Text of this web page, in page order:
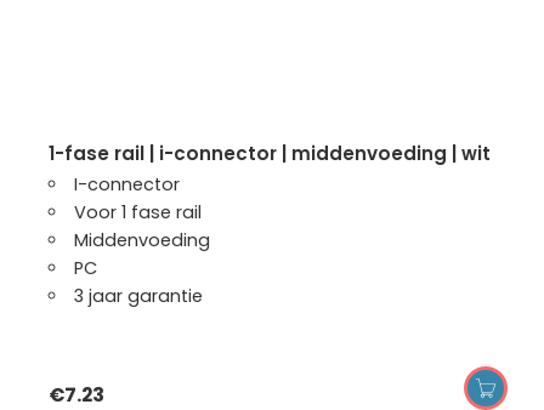
1-fase rail | i-connector | middenvoeding | wit
I-connector
Voor 1 fase rail
Middenvoeding
PC
3 jaar garantie
€7.23